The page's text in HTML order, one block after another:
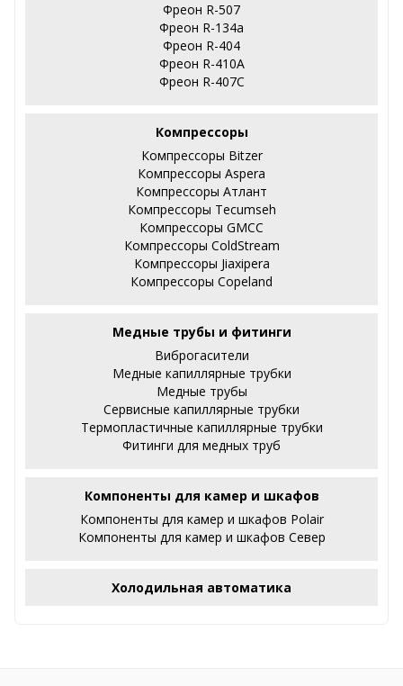
Фреон R-507
Фреон R-134a
Фреон R-404
Фреон R-410А
Фреон R-407С
Компрессоры
Компрессоры Bitzer
Компрессоры Aspera
Компрессоры Атлант
Компрессоры Tecumseh
Компрессоры GMCC
Компрессоры ColdStream
Компрессоры Jiaxipera
Компрессоры Copeland
Медные трубы и фитинги
Виброгасители
Медные капиллярные трубки
Медные трубы
Сервисные капиллярные трубки
Термопластичные капиллярные трубки
Фитинги для медных труб
Компоненты для камер и шкафов
Компоненты для камер и шкафов Polair
Компоненты для камер и шкафов Север
Холодильная автоматика